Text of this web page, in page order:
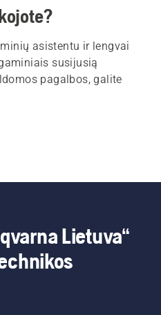
asistentu ir lengvai
susijusią
pagalbos, galite
Lietuva“